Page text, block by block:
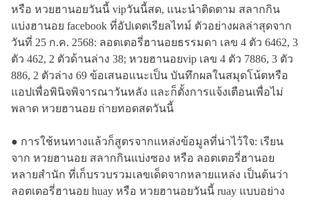
หรือ หวยฮานอยวันนี้ vipวันนี้สด, แนะนำติดตาม สลากกิน
แบ่งฮานอย facebook ที่อัปเดตเรียลไทม์ ตัวอย่างผลล่าสุดจาก
วันที่ 25 ก.ค. 2568: ลอตเตอรี่ฮานอยธรรมดา เลข 4 ตัว 6462, 3
ตัว 462, 2 ตัวด้านล่าง 38; หวยฮานอยvip เลข 4 ตัว 7886, 3 ตัว
886, 2 ตัวล่าง 69 ข้อเสนอแนะเป็น บันทึกผลในสมุดโน้ตหรือ
แอปเพื่อพินิจพิจารณาวันหลัง และก็ตั้งการแจ้งเตือนเพื่อไม่
พลาด หวยฮานอย ถ่ายทอดสดวันนี้
● การใช้หนทางแล้วก็สูตรจากแหล่งข้อมูลที่น่าไว้ใจ: เรียน
จาก หวยฮานอย สลากกินแบ่งซอง หรือ ลอตเตอรี่ฮานอย
หลายสํานัก ที่เก็บรวบรวมเลขเด็ดจากหลายแหล่ง เป็นต้นว่า
ลอตเตอรี่ฮานอย huay หรือ หวยฮานอยวันนี้ ruay แบบอย่าง